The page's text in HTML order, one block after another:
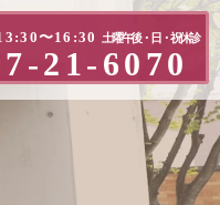
〜16:30 土曜午後・日・祝休診
21-6070